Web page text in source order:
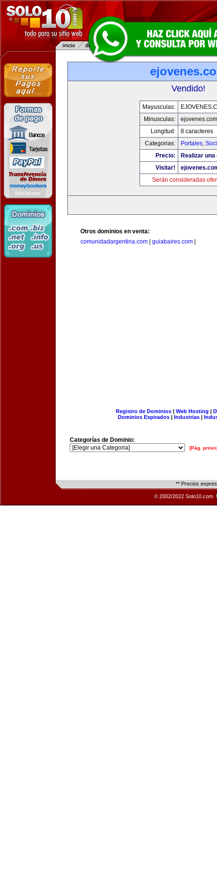
Vendido!
Mayusculas:
Minusculas:
ejovenes.com
Longitud:
8 caracteres
Categorias:
Portales,
Precio:
Realizar
Visitar!
Serán consideradas
Otros dominios en venta:
comunidadargentina.com
guiabaires.com
Registro de Dominios| Web Hosting |
Dominios Expirados | Industrias |
Categorías de Dominio:
[Pág.
** Precios
© 2002/2022 Solo10.com